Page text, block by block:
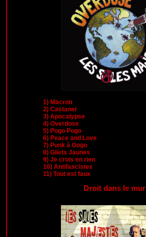
1) Macron
2) Castaner
3) Apocalypse
4) Overdose
5) Pogo Pogo
6) Peace and Love
7) Punk à Gogo
8) Gilets Jaunes
9) Je crois en rien
10) Antifascistes
11) Tout est faux
Droit dans le mur